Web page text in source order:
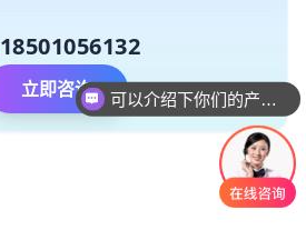
18501056132
立即咨询
你们是怎么收费的呢